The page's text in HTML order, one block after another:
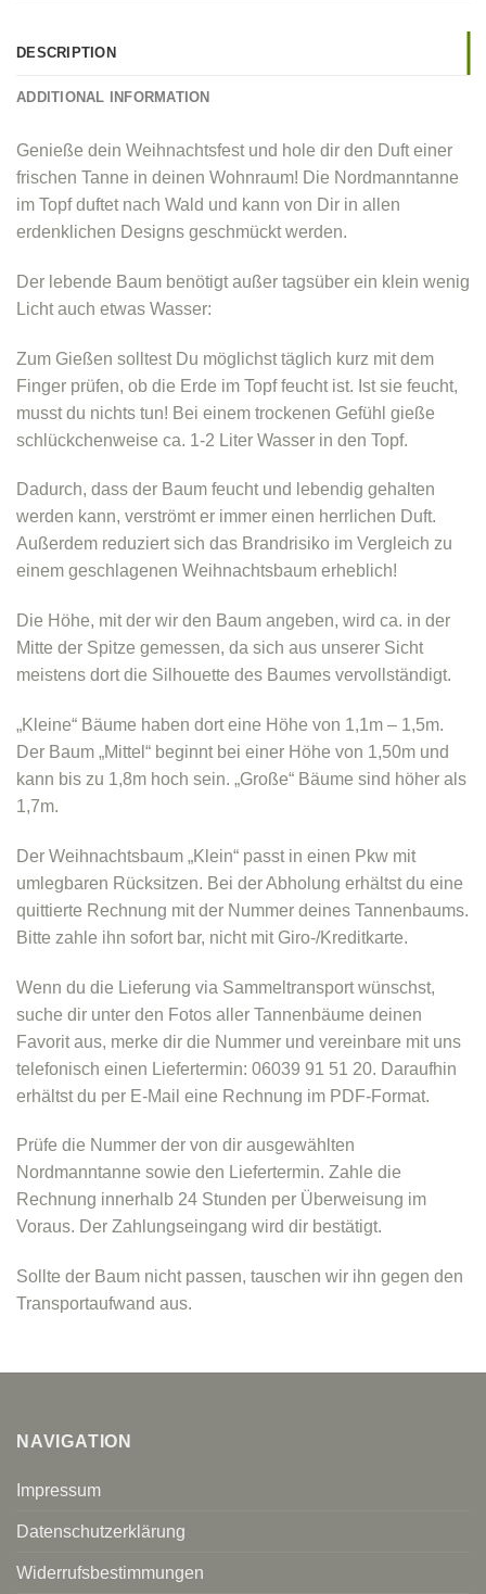
DESCRIPTION
ADDITIONAL INFORMATION
Genieße dein Weihnachtsfest und hole dir den Duft einer
frischen Tanne in deinen Wohnraum! Die Nordmanntanne
im Topf duftet nach Wald und kann von Dir in allen
erdenklichen Designs geschmückt werden.
Der lebende Baum benötigt außer tagsüber ein klein wenig
Licht auch etwas Wasser:
Zum Gießen solltest Du möglichst täglich kurz mit dem
Finger prüfen, ob die Erde im Topf feucht ist. Ist sie feucht,
musst du nichts tun! Bei einem trockenen Gefühl gieße
schlückchenweise ca. 1-2 Liter Wasser in den Topf.
Dadurch, dass der Baum feucht und lebendig gehalten
werden kann, verströmt er immer einen herrlichen Duft.
Außerdem reduziert sich das Brandrisiko im Vergleich zu
einem geschlagenen Weihnachtsbaum erheblich!
Die Höhe, mit der wir den Baum angeben, wird ca. in der
Mitte der Spitze gemessen, da sich aus unserer Sicht
meistens dort die Silhouette des Baumes vervollständigt.
„Kleine“ Bäume haben dort eine Höhe von 1,1m – 1,5m.
Der Baum „Mittel“ beginnt bei einer Höhe von 1,50m und
kann bis zu 1,8m hoch sein. „Große“ Bäume sind höher als
1,7m.
Der Weihnachtsbaum „Klein“ passt in einen Pkw mit
umlegbaren Rücksitzen. Bei der Abholung erhältst du eine
quittierte Rechnung mit der Nummer deines Tannenbaums.
Bitte zahle ihn sofort bar, nicht mit Giro-/Kreditkarte.
Wenn du die Lieferung via Sammeltransport wünschst,
suche dir unter den Fotos aller Tannenbäume deinen
Favorit aus, merke dir die Nummer und vereinbare mit uns
telefonisch einen Liefertermin: 06039 91 51 20. Daraufhin
erhältst du per E-Mail eine Rechnung im PDF-Format.
Prüfe die Nummer der von dir ausgewählten
Nordmanntanne sowie den Liefertermin. Zahle die
Rechnung innerhalb 24 Stunden per Überweisung im
Voraus. Der Zahlungseingang wird dir bestätigt.
Sollte der Baum nicht passen, tauschen wir ihn gegen den
Transportaufwand aus.
NAVIGATION
Impressum
Datenschutzerklärung
Widerrufsbestimmungen